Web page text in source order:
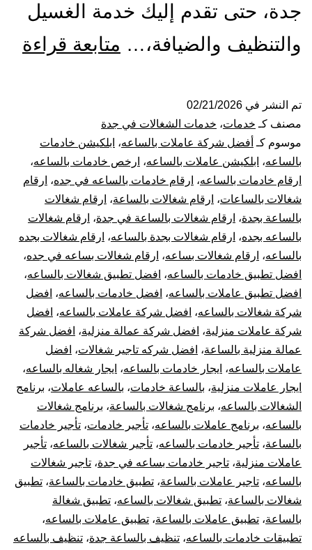
جدة، حتى تقدم إليك خدمة الغسيل
والتنظيف والضيافة،… متابعة قراءة
تم النشر في 02/21/2026
مصنف كـ خدمات، خدمات الشغالات في جدة
موسوم كـ أفضل شركة عاملات بالساعه، ابلكيشن خادمات
بالساعه، ابلكيشن عاملات بالساعه، ارخص خادمات بالساعه،
ارقام خادمات بالساعه، ارقام خادمات بالساعه في جده، ارقام
شغالات بالساعات، ارقام شغالات بالساعة، ارقام شغالات
بالساعة بجدة، ارقام شغالات بالساعة في جدة، ارقام شغالات
بالساعه بجده، ارقام شغالات بجدة بالساعه، ارقام شغالات بجده
بالساعه، ارقام شغالات بساعه، ارقام شغالات بساعه في جده،
افضل تطبيق خادمات بالساعه، افضل تطبيق شغالات بالساعه،
افضل تطبيق عاملات بالساعه، افضل خادمات بالساعه، افضل
شركة شغالات بالساعه، افضل شركة عاملات بالساعه، افضل
شركة عاملات منزلية، افضل شركة عمالة منزلية، افضل شركة
عمالة منزلية بالساعة، افضل شركه تاجير شغالات، افضل
عاملات بالساعه، ايجار خادمات بالساعه، ايجار شغاله بالساعه،
ايجار عاملات منزلية، بالساعة خادمات، بالساعه عاملات، برنامج
الشغالات بالساعه، برنامج شغالات بالساعة، برنامج شغالات
بالساعه، برنامج عاملات بالساعه، تأجير خادمات، تأجير خادمات
بالساعة، تأجير خادمات بالساعه، تأجير شغالات بالساعه، تأجير
عاملات منزلية، تاجير خادمات بساعه في جدة، تاجير شغالات
بالساعه، تاجير عاملات بالساعة، تطبيق خادمات بالساعة، تطبيق
شغالات بالساعة، تطبيق شغالات بالساعه، تطبيق شغالة
بالساعة، تطبيق عاملات بالساعة، تطبيق عاملات بالساعه،
تطبيقات خادمات بالساعه، تنظيف بالساعة جدة، تنظيف بالساعه